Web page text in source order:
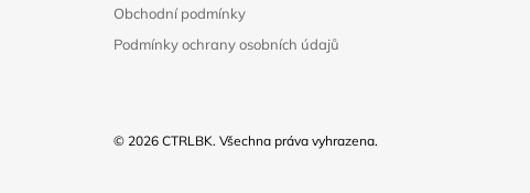
Obchodní podmínky
Podmínky ochrany osobních údajů
© 2026 CTRLBK. Všechna práva vyhrazena.